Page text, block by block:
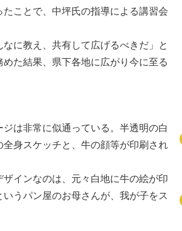
ことで、中坪氏の指導による講習会
に教え、共有して広げるべきだ」と
た結果、県下各地に広がり今に至る
は非常に似通っている。半透明の白
身スケッチと、牛の顔等が印刷され
インなのは、元々白地に牛の絵が印
うパン屋のお母さんが、我が子をス